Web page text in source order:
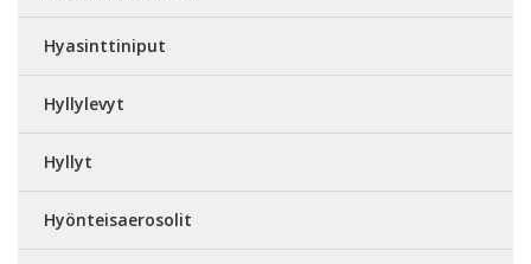
Hyasinttiniput
Hyllylevyt
Hyllyt
Hyönteisaerosolit